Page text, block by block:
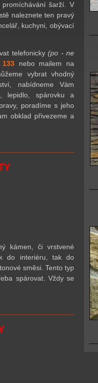
šarží. V
naleznete ten pravý
kuchyni, obývací
telefonicky(po - ne
nebomailem na
ůžeme vybrat vhodný
nabídneme Vám
lepidlo, spárovku a
poradíme s jeho
obklad přivezeme a
kámen, či vrstvené
do interiéru, tak do
směsi. Tento typ
spárovat. Vždy se